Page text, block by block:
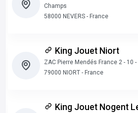
Champs
58000 NEVERS - France
King Jouet Niort
ZAC Pierre Mendés France 2 - 10
79000 NIORT - France
King Jouet Nogent